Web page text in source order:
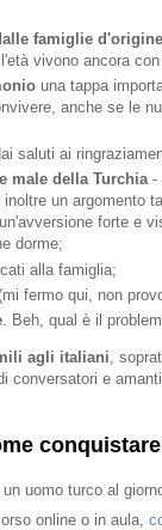
famiglie d'origine
vivono ancora
una tappa
anche se le
saluti ai
male della Turchia -
un argomento
forte e
dorme;
alla famiglia;
fermo qui, non
. Beh, qual è il
agli italiani,
conversatori e
uomo turco al
online o in aula,